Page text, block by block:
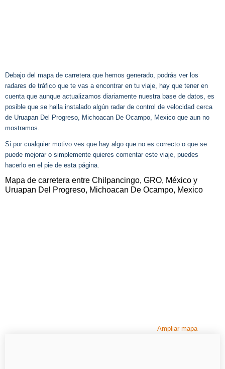
Debajo del mapa de carretera que hemos generado, podrás ver los
radares de tráfico que te vas a encontrar en tu viaje, hay que tener en
cuenta que aunque actualizamos diariamente nuestra base de datos, es
posible que se halla instalado algún radar de control de velocidad cerca
de Uruapan Del Progreso, Michoacan De Ocampo, Mexico que aun no
mostramos.
Si por cualquier motivo ves que hay algo que no es correcto o que se
puede mejorar o simplemente quieres comentar este viaje, puedes
hacerlo en el pie de esta página.
Mapa de carretera entre Chilpancingo, GRO, México y
Uruapan Del Progreso, Michoacan De Ocampo, Mexico
Ampliar mapa